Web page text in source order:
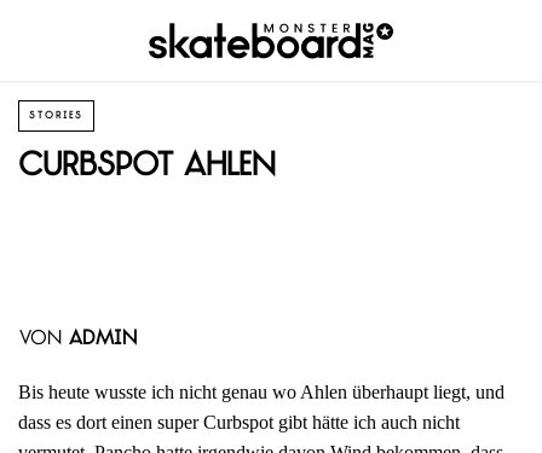
STORIES
Curbspot Ahlen
von admin
Bis heute wusste ich nicht genau wo Ahlen überhaupt liegt, und
dass es dort einen super Curbspot gibt hätte ich auch nicht